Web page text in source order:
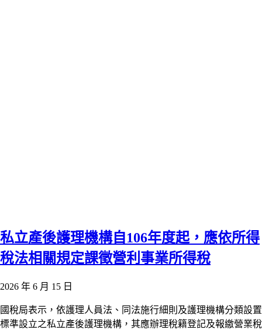
私立產後護理機構自106年度起，應依所得
稅法相關規定課徵營利事業所得稅
2026 年 6 月 15 日
國稅局表示，依護理人員法、同法施行細則及護理機構分類設置
標準設立之私立產後護理機構，其應辦理稅籍登記及報繳營業稅